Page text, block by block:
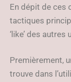
En dépit de ces
tactiques
‘like’ des
Premièrement,
trouve dans